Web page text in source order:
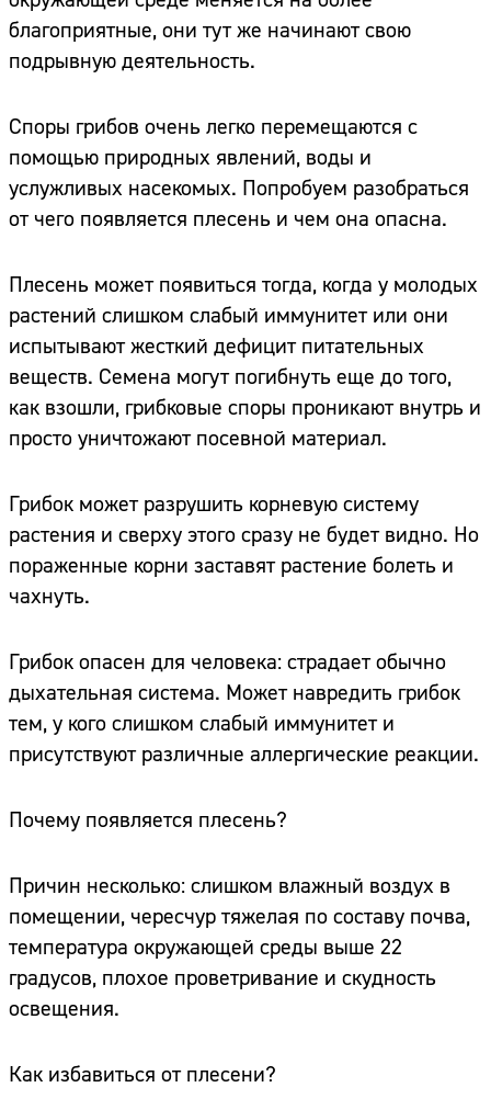
благоприятные, они тут же начинают свою
подрывную деятельность.
Споры грибов очень легко перемещаются с
помощью природных явлений, воды и
услужливых насекомых. Попробуем разобраться
от чего появляется плесень и чем она опасна.
Плесень может появиться тогда, когда у молодых
растений слишком слабый иммунитет или они
испытывают жесткий дефицит питательных
веществ. Семена могут погибнуть еще до того,
как взошли, грибковые споры проникают внутрь и
просто уничтожают посевной материал.
Грибок может разрушить корневую систему
растения и сверху этого сразу не будет видно. Но
пораженные корни заставят растение болеть и
чахнуть.
Грибок опасен для человека: страдает обычно
дыхательная система. Может навредить грибок
тем, у кого слишком слабый иммунитет и
присутствуют различные аллергические реакции.
Почему появляется плесень?
Причин несколько: слишком влажный воздух в
помещении, чересчур тяжелая по составу почва,
температура окружающей среды выше 22
градусов, плохое проветривание и скудность
освещения.
Как избавиться от плесени?